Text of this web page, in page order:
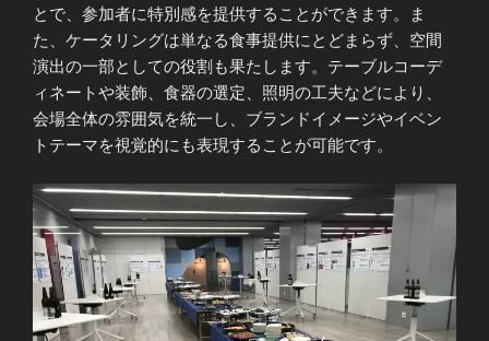
とで、参加者に特別感を提供することができます。ま
た、ケータリングは単なる食事提供にとどまらず、空間
演出の一部としての役割も果たします。テーブルコーデ
ィネートや装飾、食器の選定、照明の工夫などにより、
会場全体の雰囲気を統一し、ブランドイメージやイベン
トテーマを視覚的にも表現することが可能です。